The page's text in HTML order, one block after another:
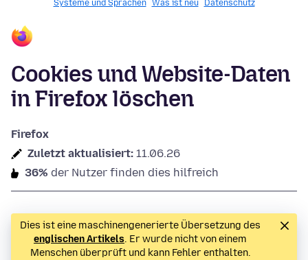
Systeme und Sprachen Was ist neu Datenschutz
Cookies und Website-Daten
in Firefox löschen
Firefox
Zuletzt aktualisiert: 11.06.26
36% der Nutzer finden dies hilfreich
Dies ist eine maschinengenerierte Übersetzung des
englischen Artikels. Er wurde nicht von einem
Menschen überprüft und kann Fehler enthalten.